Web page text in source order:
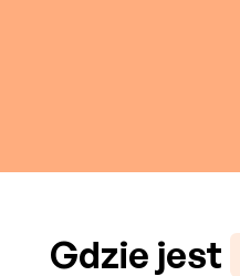
Gdzie jest